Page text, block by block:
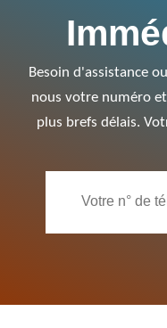
Besoin d'assistance
nous votre numéro
plus brefs délais.